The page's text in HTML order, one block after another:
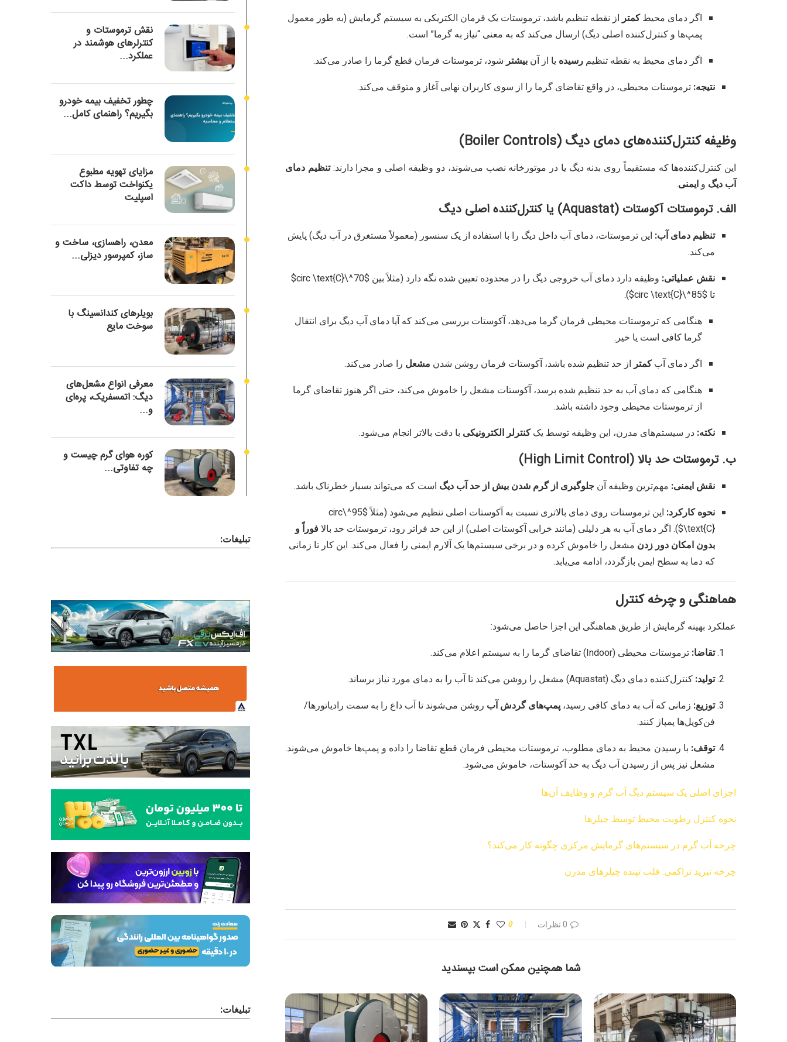
اگر دمای محیطکمتراز نقطه تنظیم باشد، ترموستات یک فرمان الکتریکی به سیستم گرمایش (به طور معمول
پمپ‌ها و کنترل‌کننده اصلی دیگ) ارسال می‌کند که به معنی “نیاز به گرما” است.
اگر دمای محیط به نقطه تنظیم رسیده یا از آن بیشترشود، ترموستات فرمان قطع گرما را صادر می‌کند.
نتیجه: ترموستات محیطی، در واقع تقاضای گرما را از سوی کاربران نهایی آغاز و متوقف می‌کند.
وظیفه کنترل‌کننده‌های دمای دیگ (Boiler Controls)
این کنترل‌کننده‌ها که مستقیماً روی بدنه دیگ یا در موتورخانه نصب می‌شوند، دو وظیفه اصلی و مجزا دارند:تنظیم دمای
آب دیگ و ایمنی.
الف. ترموستات آکوستات (Aquastat) یا کنترل‌کننده اصلی دیگ
تنظیم دمای آب: این ترموستات، دمای آب داخل دیگ را با استفاده از یک سنسور (معمولاً مستغرق در آب دیگ) پایش
می‌کند.
نقش عملیاتی: وظیفه دارد دمای آب خروجی دیگ را در محدوده تعیین شده نگه دارد (مثلاً بین $70^\circ \text{C}$
تا $85^\circ \text{C}$
).
هنگامی که ترموستات محیطی فرمان گرما می‌دهد، آکوستات بررسی می‌کند که آیا دمای آب دیگ برای انتقال
گرما کافی است یا خیر.
اگر دمای آبکمتراز حد تنظیم شده باشد، آکوستات فرمان روشن شدن مشعل را صادر می‌کند.
هنگامی که دمای آب به حد تنظیم شده برسد، آکوستات مشعل را خاموش می‌کند، حتی اگر هنوز تقاضای گرما
از ترموستات محیطی وجود داشته باشد.
نکته: در سیستم‌های مدرن، این وظیفه توسط یککنترلر الکترونیکی با دقت بالاتر انجام می‌شود.
ب. ترموستات حد بالا (High Limit Control)
نقش ایمنی: مهم‌ترین وظیفه آن جلوگیری از گرم شدن بیش از حد آب دیگ است که می‌تواند بسیار خطرناک باشد.
نحوه کارکرد: این ترموستات روی دمای بالاتری نسبت به آکوستات اصلی تنظیم می‌شود (مثلاً
$95^\circ
\text{C}$ ). اگر دمای آب به هر دلیلی (مانند خرابی آکوستات اصلی) از این حد فراتر رود، ترموستات حد بالافوراً و
بدون امکان دور زدن مشعل را خاموش کرده و در برخی سیستم‌ها یک آلارم ایمنی را فعال می‌کند. این کار تا زمانی
که دما به سطح ایمن بازگردد، ادامه می‌یابد.
هماهنگی و چرخه کنترل
عملکرد بهینه گرمایش از طریق هماهنگی این اجزا حاصل می‌شود:
تقاضا: ترموستات محیطی (Indoor) تقاضای گرما را به سیستم اعلام می‌کند.
تولید: کنترل‌کننده دمای دیگ (Aquastat) مشعل را روشن می‌کند تا آب را به دمای مورد نیاز برساند.
توزیع: زمانی که آب به دمای کافی رسید،پمپ‌های گردش آب روشن می‌شوند تا آب داغ را به سمت رادیاتورها/
فن‌کویل‌ها پمپاژ کنند.
توقف: با رسیدن محیط به دمای مطلوب، ترموستات محیطی فرمان قطع تقاضا را داده و پمپ‌ها خاموش می‌شوند.
مشعل نیز پس از رسیدن آب دیگ به حد آکوستات، خاموش می‌شود.
اجزای اصلی یک سیستم دیگ آب گرم و وظایف آن‌ها
نحوه کنترل رطوبت محیط توسط چیلرها
چرخه آب گرم در سیستم‌های گرمایش مرکزی چگونه کار می‌کند؟
چرخه تبرید تراکمی: قلب تپنده چیلرهای مدرن
0 نظرات 0
شما همچنین ممکن است بپسندید
نقش ترموستات و
کنترلرهای هوشمند در
عملکرد...
چطور تخفیف بیمه خودرو
بگیریم؟ راهنمای کامل...
مزایای تهویه مطبوع
یکنواخت توسط داکت
اسپلیت
معدن، راهسازی، ساخت و
ساز، کمپرسور دیزلی...
بویلرهای کندانسینگ با
سوخت مایع
معرفی انواع مشعل‌های
دیگ: اتمسفریک، پره‌ای
و...
کوره هوای گرم چیست و
چه تفاوتی...
تبلیغات:
تبلیغات: